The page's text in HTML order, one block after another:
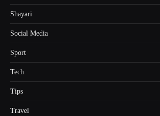
Shayari
Social Media
Sport
Tech
Tips
Travel